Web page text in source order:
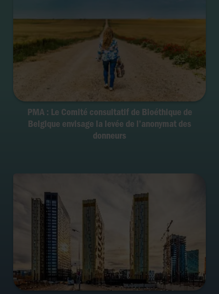
PMA : Le Comité consultatif de Bioéthique de
Belgique envisage la levée de l’anonymat des
donneurs